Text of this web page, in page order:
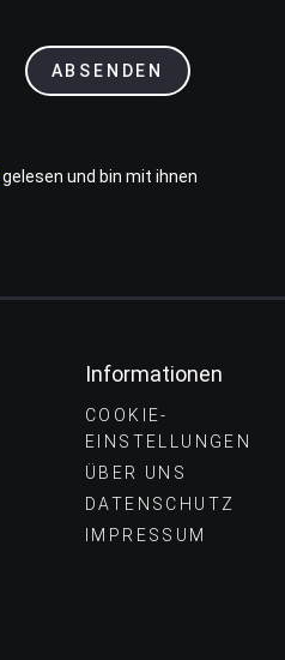
ABSENDEN
gelesen und bin mit ihnen
Informationen
COOKIE-
EINSTELLUNGEN
ÜBER UNS
DATENSCHUTZ
IMPRESSUM